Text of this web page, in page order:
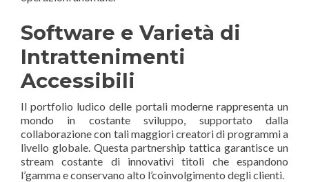
Software e Varietà di
Intrattenimenti
Accessibili
Il portfolio ludico delle portali moderne rappresenta un
mondo in costante sviluppo, supportato dalla
collaborazione con tali maggiori creatori di programmi a
livello globale. Questa partnership tattica garantisce un
stream costante di innovativi titoli che espandono
l’gamma e conservano alto l’coinvolgimento degli clienti.